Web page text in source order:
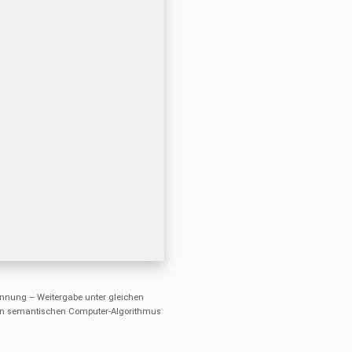
– Weitergabe unter gleichen
semantischen Computer-Algorithmus